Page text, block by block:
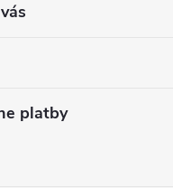
platby